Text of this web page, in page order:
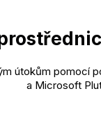
útokům pomocí
a Microsoft